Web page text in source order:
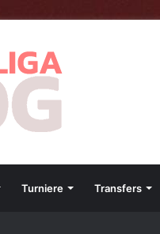
Turniere Transfers
Transfers im Jahr 2023